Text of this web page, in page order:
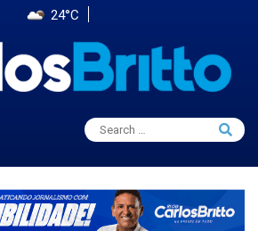
24°C
Search
for:
Search